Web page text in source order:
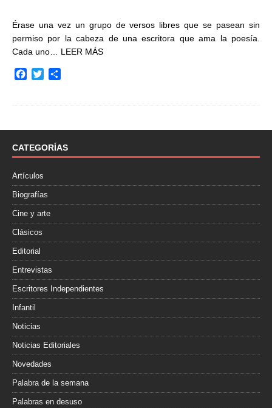
Érase una vez un grupo de versos libres que se pasean sin
permiso por la cabeza de una escritora que ama la poesía.
Cada uno… LEER MÁS
o
k
r
t
i
CATEGORÍAS
Artículos
Biografías
Cine y arte
Clásicos
Editorial
Entrevistas
Escritores Independientes
Infantil
Noticias
Noticias Editoriales
Novedades
Palabra de la semana
Palabras en desuso